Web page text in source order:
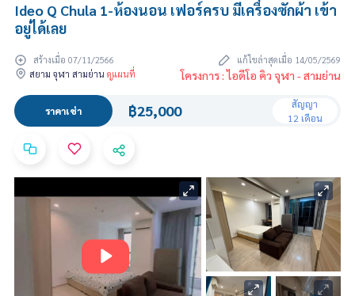
Ideo Q Chula 1-ห้องนอน เฟอร์ครบ มีเครื่องซักผ้า เข้า
อยู่ได้เลย
สร้างเมื่อ 07/11/2566
แก้ไขล่าสุดเมื่อ 14/05/2569
สยาม จุฬา สามย่าน ดูแผนที่ โครงการ : ไอดีโอ คิว จุฬา - สามย่าน
ราคาเช่า ฿25,000
สัญญา
12 เดือน